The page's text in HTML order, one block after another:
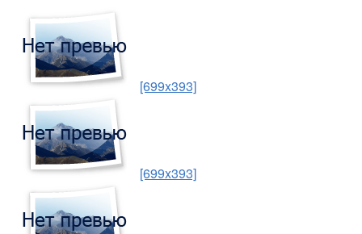
[699x393]
[699x393]